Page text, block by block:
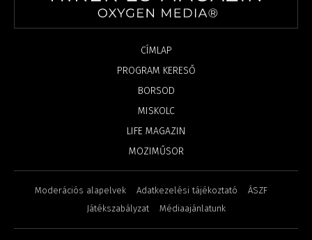
CÍMLAP
PROGRAM KERESŐ
BORSOD
MISKOLC
LIFE MAGAZIN
MOZIMŰSOR
Moderációs alapelvek Adatkezelési tájékoztató
ÁSZF
Játékszabályzat
Médiaajánlatunk